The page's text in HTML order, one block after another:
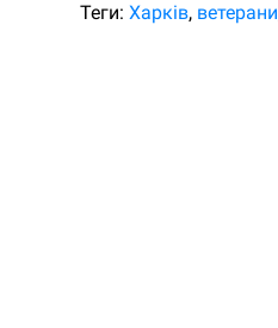
Теги: Харків ветерани